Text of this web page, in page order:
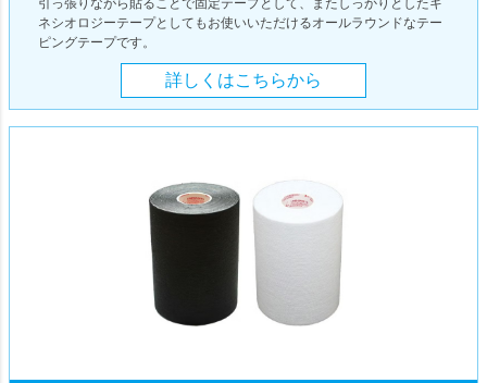
引っ張りながら貼ることで固定テープとして、またしっかりとしたキ
ネシオロジーテープとしてもお使いいただけるオールラウンドなテー
ピングテープです。
詳しくはこちらから